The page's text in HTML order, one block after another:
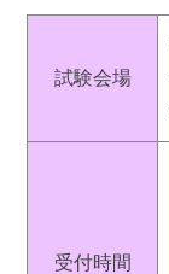
試験会場
受付時間